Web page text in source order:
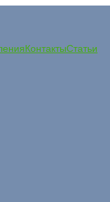
КонтактыСтатьи